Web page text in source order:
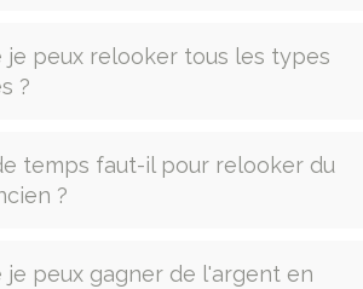
je peux relooker tous les types
?
temps faut-il pour relooker du
?
je peux gagner de l'argent en